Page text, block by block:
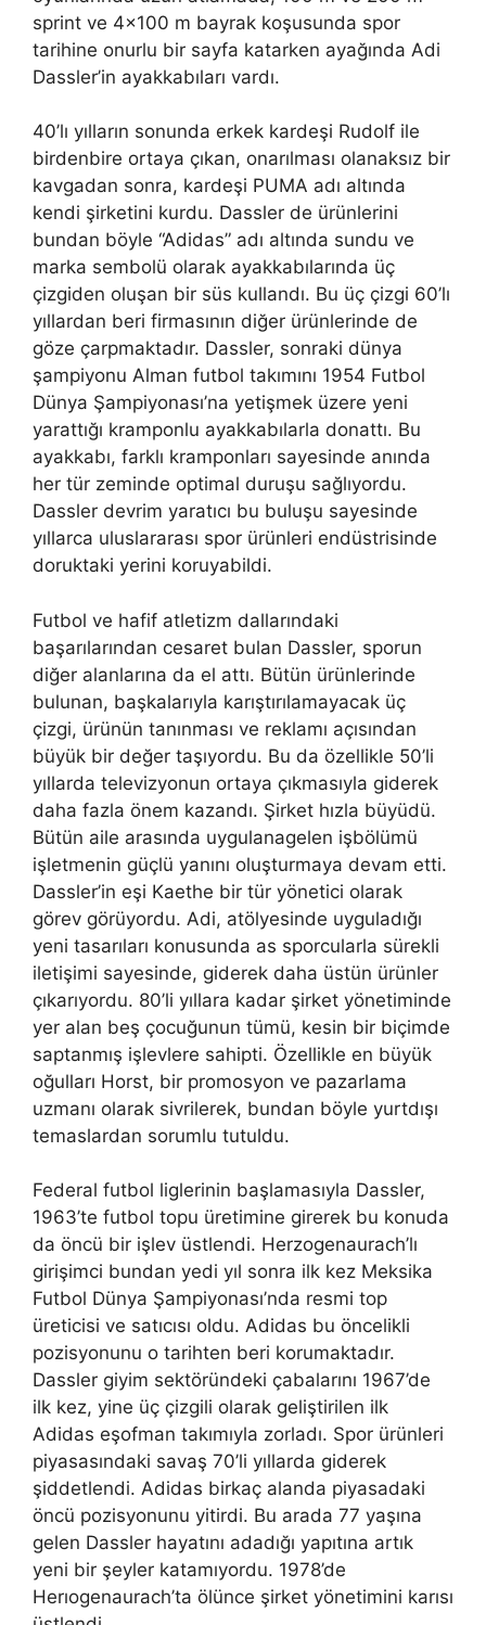
sprint ve 4×100 m bayrak koşusunda spor
tarihine onurlu bir sayfa katarken ayağında Adi
Dassler’in ayakkabıları vardı.
40’lı yılların sonunda erkek kardeşi Rudolf ile
birdenbire ortaya çıkan, onarılması olanaksız bir
kavgadan sonra, kardeşi PUMA adı altında
kendi şirketini kurdu. Dassler de ürünlerini
bundan böyle “Adidas” adı altında sundu ve
marka sembolü olarak ayakkabılarında üç
çizgiden oluşan bir süs kullandı. Bu üç çizgi 60’lı
yıllardan beri firmasının diğer ürünlerinde de
göze çarpmaktadır. Dassler, sonraki dünya
şampiyonu Alman futbol takımını 1954 Futbol
Dünya Şampiyonası’na yetişmek üzere yeni
yarattığı kramponlu ayakkabılarla donattı. Bu
ayakkabı, farklı kramponları sayesinde anında
her tür zeminde optimal duruşu sağlıyordu.
Dassler devrim yaratıcı bu buluşu sayesinde
yıllarca uluslararası spor ürünleri endüstrisinde
doruktaki yerini koruyabildi.
Futbol ve hafif atletizm dallarındaki
başarılarından cesaret bulan Dassler, sporun
diğer alanlarına da el attı. Bütün ürünlerinde
bulunan, başkalarıyla karıştırılamayacak üç
çizgi, ürünün tanınması ve reklamı açısından
büyük bir değer taşıyordu. Bu da özellikle 50’li
yıllarda televizyonun ortaya çıkmasıyla giderek
daha fazla önem kazandı. Şirket hızla büyüdü.
Bütün aile arasında uygulanagelen işbölümü
işletmenin güçlü yanını oluşturmaya devam etti.
Dassler’in eşi Kaethe bir tür yönetici olarak
görev görüyordu. Adi, atölyesinde uyguladığı
yeni tasarıları konusunda as sporcularla sürekli
iletişimi sayesinde, giderek daha üstün ürünler
çıkarıyordu. 80’li yıllara kadar şirket yönetiminde
yer alan beş çocuğunun tümü, kesin bir biçimde
saptanmış işlevlere sahipti. Özellikle en büyük
oğulları Horst, bir promosyon ve pazarlama
uzmanı olarak sivrilerek, bundan böyle yurtdışı
temaslardan sorumlu tutuldu.
Federal futbol liglerinin başlamasıyla Dassler,
1963’te futbol topu üretimine girerek bu konuda
da öncü bir işlev üstlendi. Herzogenaurach’lı
girişimci bundan yedi yıl sonra ilk kez Meksika
Futbol Dünya Şampiyonası’nda resmi top
üreticisi ve satıcısı oldu. Adidas bu öncelikli
pozisyonunu o tarihten beri korumaktadır.
Dassler giyim sektöründeki çabalarını 1967’de
ilk kez, yine üç çizgili olarak geliştirilen ilk
Adidas eşofman takımıyla zorladı. Spor ürünleri
piyasasındaki savaş 70’li yıllarda giderek
şiddetlendi. Adidas birkaç alanda piyasadaki
öncü pozisyonunu yitirdi. Bu arada 77 yaşına
gelen Dassler hayatını adadığı yapıtına artık
yeni bir şeyler katamıyordu. 1978’de
Herıogenaurach’ta ölünce şirket yönetimini karısı